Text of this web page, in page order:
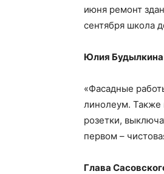
июня ремонт
сентября школа
Юлия
«Фасадные
линолеум. Также
розетки,
первом –
Глава